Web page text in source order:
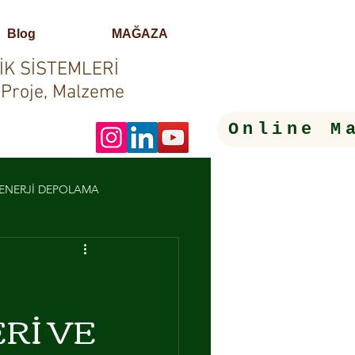
Blog MAĞAZA
SİSTEMLERİ
Malzeme
Online
DEPOLAMA
OTOMASYON SİSTEMLERİ
VE